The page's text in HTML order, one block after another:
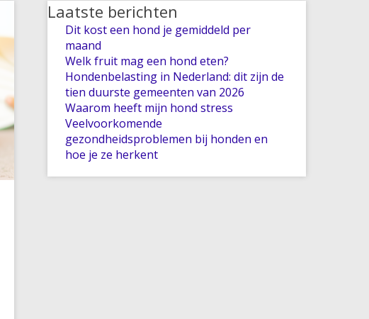
Laatste berichten
Dit kost een hond je gemiddeld per
maand
Welk fruit mag een hond eten?
Hondenbelasting in Nederland: dit zijn de
tien duurste gemeenten van 2026
Waarom heeft mijn hond stress
Veelvoorkomende
gezondheidsproblemen bij honden en
hoe je ze herkent